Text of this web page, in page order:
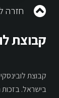
חזרה
קבוצת
קבוצת
בישראל. בזכות